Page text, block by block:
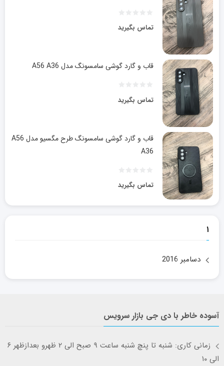
تماس بگیرید
قاب و گارد گوشی سامسونگ مدل A56 A36
تماس بگیرید
قاب و گارد گوشی سامسونگ طرح مگسیو مدل A56
A36
تماس بگیرید
۱
دسامبر 2016
آسوده خاطر با دی جی بازار سرویس
زمانی کاری: شنبه تا پنچ شنبه ساعت ۹ صبح الی ۲ ظهرو بعدازظهر ۶
الی ۱۰